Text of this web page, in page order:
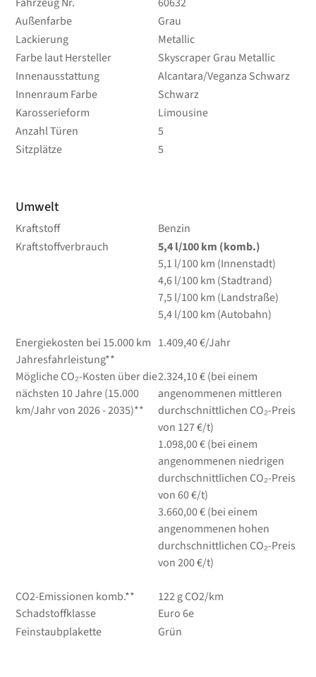
Außenfarbe
Grau
Lackierung
Metallic
Farbe laut Hersteller
Skyscraper Grau Metallic
Innenausstattung
Alcantara/Veganza Schwarz
Innenraum Farbe
Schwarz
Karosserieform
Limousine
Anzahl Türen
5
Sitzplätze
5
Umwelt
Kraftstoff
Benzin
Kraftstoffverbrauch
5,4l/100 km (komb.)
5,1 l/100 km (Innenstadt)
4,6l/100 km (Stadtrand)
7,5 l/100 km (Landstraße)
5,4l/100 km (Autobahn)
Energiekosten bei 15.000 km
Jahresfahrleistung**
1.409,40 €/Jahr
Mögliche CO₂-Kosten über die
nächsten 10 Jahre (15.000
km/Jahr von 2026 - 2035)**
2.324,10 € (bei einem
angenommenen mittleren
durchschnittlichen CO₂-Preis
von 127 €/t)
1.098,00 € (bei einem
angenommenen niedrigen
durchschnittlichen CO₂-Preis
von 60 €/t)
3.660,00 € (bei einem
angenommenen hohen
durchschnittlichen CO₂-Preis
von 200 €/t)
CO2-Emissionen komb.**
122 g CO2/km
Schadstoffklasse
Euro 6e
Feinstaubplakette
Grün